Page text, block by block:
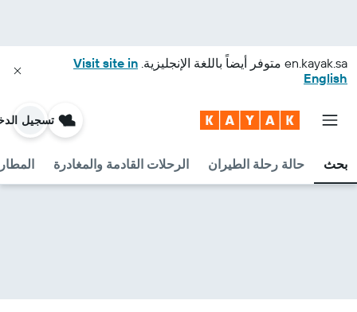
en.kayak.sa متوفر أيضاً باللغة الإنجليزية. Visit site in
English
بحث حالة رحلة الطيران الرحلات القادمة والمغادرة
تسجيل